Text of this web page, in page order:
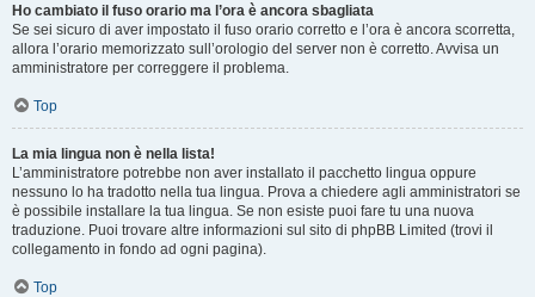
Ho cambiato il fuso orario ma l’ora è ancora sbagliata
Se sei sicuro di aver impostato il fuso orario corretto e l’ora è ancora scorretta,
allora l’orario memorizzato sull’orologio del server non è corretto. Avvisa un
amministratore per correggere il problema.
Top
La mia lingua non è nella lista!
L’amministratore potrebbe non aver installato il pacchetto lingua oppure
nessuno lo ha tradotto nella tua lingua. Prova a chiedere agli amministratori se
è possibile installare la tua lingua. Se non esiste puoi fare tu una nuova
traduzione. Puoi trovare altre informazioni sul sito di phpBB Limited (trovi il
collegamento in fondo ad ogni pagina).
Top